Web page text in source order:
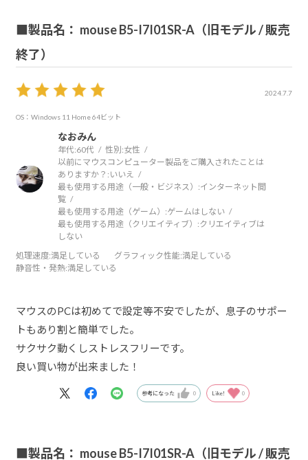
■製品名： mouse B5-I7I01SR-A（旧モデル / 販売
終了）
2024.7.7
OS：Windows 11 Home 64ビット
なおみん
年代:60代 性別:女性
以前にマウスコンピューター製品をご購入されたことは
ありますか？: いいえ
最も使用する用途（一般・ビジネス）:インターネット閲
覧
最も使用する用途（ゲーム）:ゲームはしない
最も使用する用途（クリエイティブ）:クリエイティブは
しない
処理速度:満足している グラフィック性能:満足している
静音性・発熱:満足している
マウスのPCは初めてで設定等不安でしたが、息子のサポー
トもあり割と簡単でした。
サクサク動くしストレスフリーです。
良い買い物が出来ました！
参考になった 0 Like! 0
■製品名： mouse B5-I7I01SR-A（旧モデル / 販売